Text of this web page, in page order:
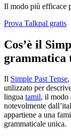
Il modo più efficace
Prova Talkpal gratis
Cos’è il
grammatica
Il Simple Past Tense
utilizzato per
lingua tamil, il modo
notevolmente
appartiene a una
grammaticale unica.